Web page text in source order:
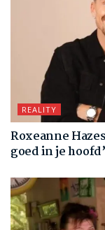
REALITY
Roxeanne
goed in je hoofd’